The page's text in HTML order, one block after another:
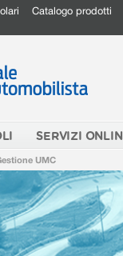
Catalogo prodotti
SERVIZI
UMC